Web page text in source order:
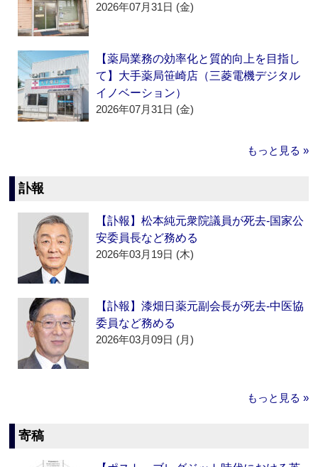
2026年07月31日 (金)
【薬局業務の効率化と質的向上を目指し
て】大手薬局笹崎店（三菱電機デジタル
イノベーション）
2026年07月31日 (金)
もっと見る »
訃報
【訃報】松本純元衆院議員が死去‐国家公
安委員長など務める
2026年03月19日 (木)
【訃報】漆畑日薬元副会長が死去‐中医協
委員など務める
2026年03月09日 (月)
もっと見る »
寄稿